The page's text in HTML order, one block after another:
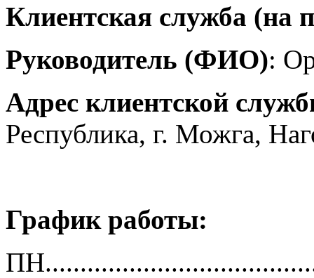
Клиентская служба (на
Руководитель (ФИО):
Адрес клиентской
Республика, г. Можга,
График работы: